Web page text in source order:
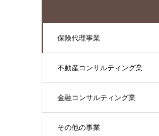
保険代理事業
不動産コンサルティング業
金融コンサルティング業
その他の事業